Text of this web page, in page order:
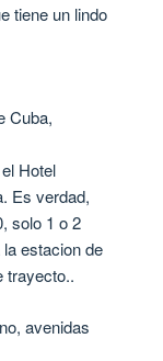
tiene un lindo
Cuba,
Hotel
Es verdad,
solo 1 o 2
estacion de
trayecto..
avenidas